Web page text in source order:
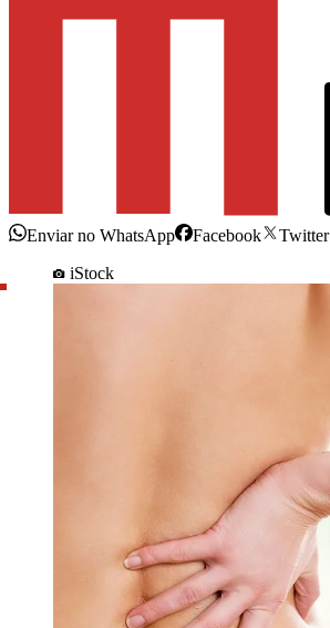
Enviar no WhatsApp Facebook
Twitter
iStock